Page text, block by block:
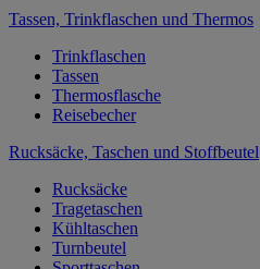
Tassen, Trinkflaschen und Thermos
Trinkflaschen
Tassen
Thermosflasche
Reisebecher
Rucksäcke, Taschen und Stoffbeutel
Rucksäcke
Tragetaschen
Kühltaschen
Turnbeutel